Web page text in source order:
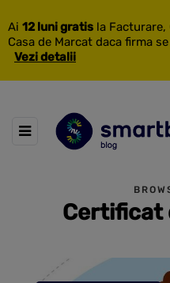
Ai 12 luni gratis la Facturare,
Casa de Marcat daca firma
Vezi detalii
Certificat